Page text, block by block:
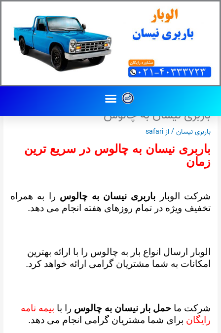
پرش
باربری نیسان به چالوس
باربری نیسان/ از safari
باربری نیسان به چالوس در سریع ترین
زمان
شرکت الوبار باربری نیسان به چالوس را به همراه
تخفیف ویژه در تمام روزهای هفته انجام می دهد.
الوبار ارسال انواع بار به چالوس را با ارائه بهترین
امکانات به شما مشتریان گرامی ارائه خواهد کرد.
شرکت ماحمل بار نیسان به چالوس را با بیمه نامه
رایگان برای شما مشتریان گرامی انجام می دهد.